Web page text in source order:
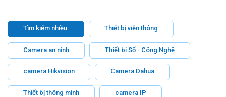
Tìm kiếm nhiều: Thiết bị viễn thông
Camera an ninh Thiết bị Số - Công Nghệ
camera Hikvision Camera Dahua
Thiết bị thông minh camera IP